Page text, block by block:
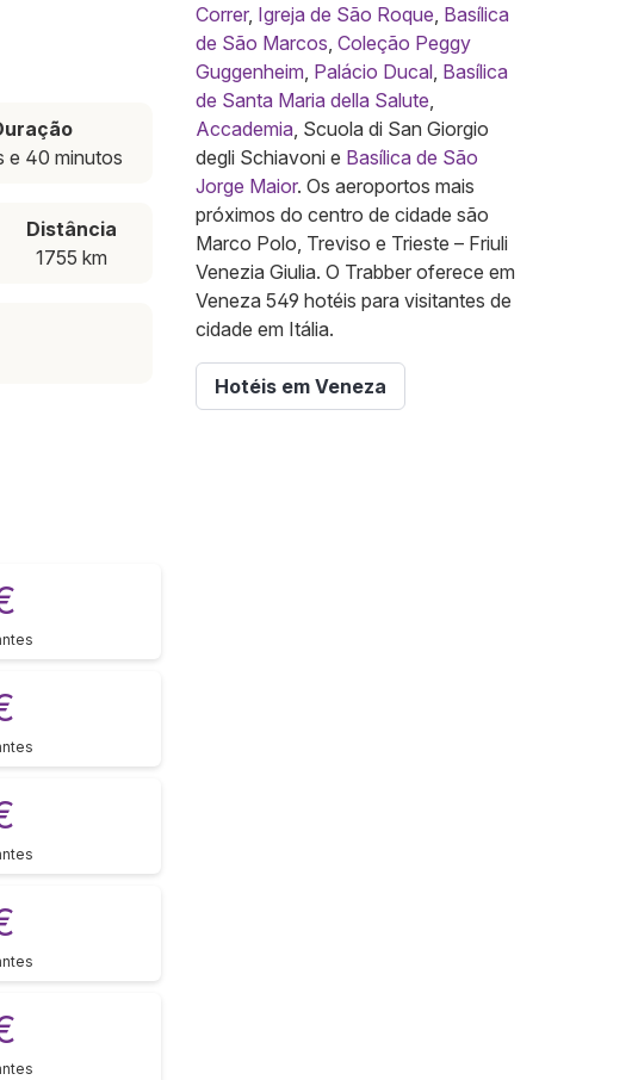
e 40 minutos
Distância
1755 km
Correr, Igreja de São Roque, Basílica
de São Marcos, Coleção Peggy
Guggenheim, Palácio Ducal, Basílica
de Santa Maria della Salute,
Accademia, Scuola di San Giorgio
degli Schiavoni e Basílica de São
Jorge Maior. Os aeroportos mais
próximos do centro de cidade são
Marco Polo, Treviso e Trieste – Friuli
Venezia Giulia. O Trabber oferece em
Veneza 549 hotéis para visitantes de
cidade em Itália.
Hotéis em Veneza